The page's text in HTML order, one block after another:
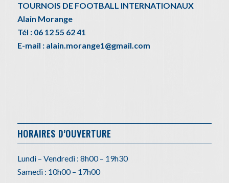
TOURNOIS DE FOOTBALL INTERNATIONAUX
Alain Morange
Tél : 06 12 55 62 41
E-mail : alain.morange1@gmail.com
HORAIRES D’OUVERTURE
Lundi – Vendredi : 8h00 – 19h30
Samedi : 10h00 – 17h00